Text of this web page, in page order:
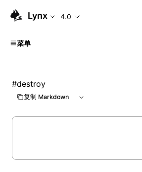
Lynx 4.0
菜单
#destroy
复制 Markdown